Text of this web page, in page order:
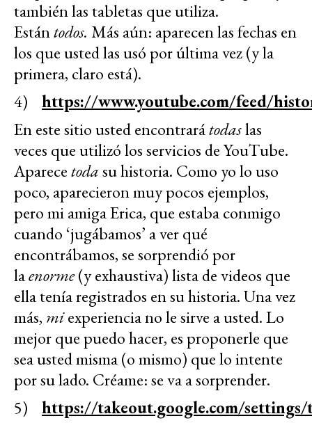
también las tabletas que utiliza.
Estántodos. Más aún: aparecen las fechas en
los que usted las usó por última vez (y la
primera, claro está).
4) https://www.youtube.com/feed/
En este sitio usted encontrarátodaslas
veces que utilizó los servicios de YouTube.
Aparecetodasu historia. Como yo lo uso
poco, aparecieron muy pocos ejemplos,
pero mi amiga Erica, que estaba conmigo
cuando ‘jugábamos’ a ver qué
encontrábamos, se sorprendió por
laenorme(y exhaustiva) lista de videos que
ella tenía registrados en su historia. Una vez
más, miexperiencia no le sirve a usted. Lo
mejor que puedo hacer, es proponerle que
sea usted misma (o mismo) que lo intente
por su lado. Créame: se va a sorprender.
5) https://takeout.google.com/